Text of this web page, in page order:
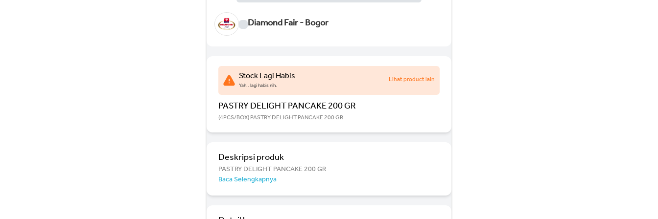
Diamond Fair - Bogor
Stock Lagi Habis
Yah.. lagi habis nih.
Lihat product lain
PASTRY DELIGHT PANCAKE 200 GR
(4PCS/BOX) PASTRY DELIGHT PANCAKE 200 GR
Deskripsi produk
PASTRY DELIGHT PANCAKE 200 GR
Baca Selengkapnya